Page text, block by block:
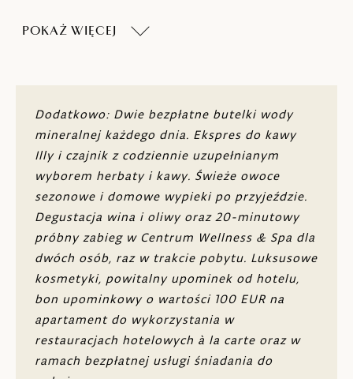
Klimatyzacja
Sejf
Mini-bar
Bezpłatne Wi-Fi
Kuchnia, jadalnia i salon
Ekspres do kawy Illy esspresso, kuchenka
mikrofalowa, płyta kuchenna, lodówka,
czajnik
Maksymalnie 2 osoby dorosłe
POKAŻ WIĘCEJ
Dodatkowo: Dwie bezpłatne butelki wody
mineralnej każdego dnia. Ekspres do kawy
Illy i czajnik z codziennie uzupełnianym
wyborem herbaty i kawy. Świeże owoce
sezonowe i domowe wypieki po przyjeździe.
Degustacja wina i oliwy oraz 20-minutowy
próbny zabieg w Centrum Wellness & Spa dla
dwóch osób, raz w trakcie pobytu. Luksusowe
kosmetyki, powitalny upominek od hotelu,
bon upominkowy o wartości 100 EUR na
apartament do wykorzystania w
restauracjach hotelowych à la carte oraz w
ramach bezpłatnej usługi śniadania do